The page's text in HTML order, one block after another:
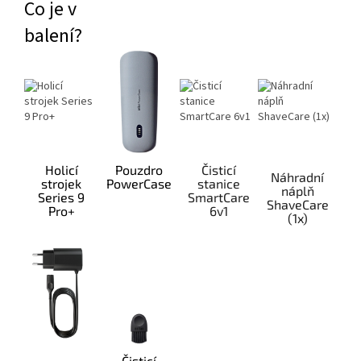
Co je v
balení?
Holicí
strojek
Series 9
Pro+
Pouzdro
PowerCase
Čisticí
stanice
SmartCare
6v1
Náhradní
náplň
ShaveCare
(1x)